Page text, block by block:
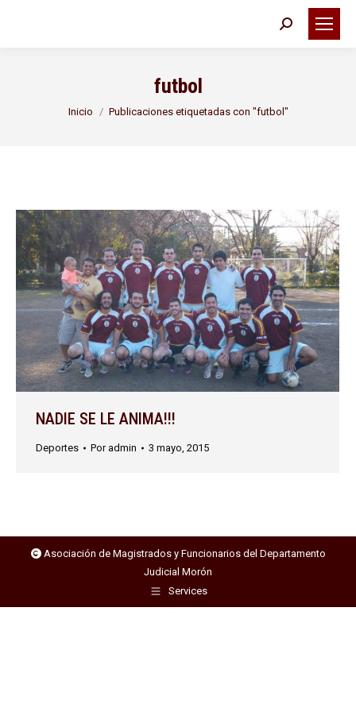
Buscar:
futbol
Estás aquí:
Inicio Publicaciones etiquetadas con "futbol"
NADIE SE LE ANIMA!!!
Deportes Por admin 3 mayo, 2015
Asociación de Magistrados y Funcionarios del Departamento
Judicial Morón
Services